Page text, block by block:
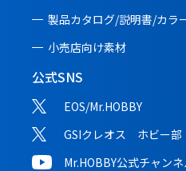
製品カタログ/説明書/カラ
小売店向け素材
公式SNS
EOS/Mr.HOBBY
GSIクレオス ホビー部
Mr.HOBBY公式チャン